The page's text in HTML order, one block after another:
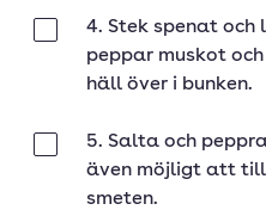
4. Stek spenat och
peppar muskot
häll över i bunken.
5. Salta och
även möjligt att
smeten.